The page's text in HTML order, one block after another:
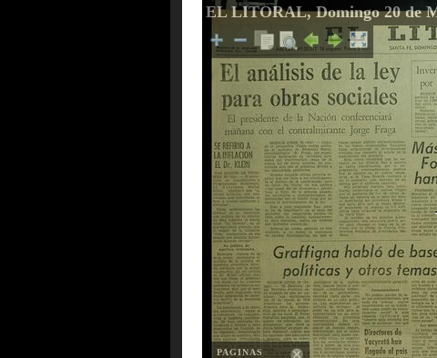
EL LITORAL, Domingo 20 de
PAGINAS